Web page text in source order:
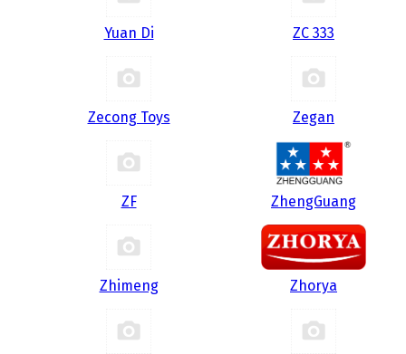
Yuan Di ZC 333
Zecong Toys Zegan
ZF ZhengGuang
Zhimeng Zhorya